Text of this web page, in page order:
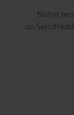
Notre
un